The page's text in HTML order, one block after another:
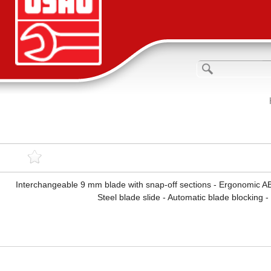
Interchangeable 9 mm blade with snap-off sections - Ergonomic
Steel blade slide - Automatic blade blocking